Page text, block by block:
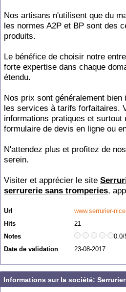
Nos artisans n'utilisent que du
les normes A2P et BP sont des
produits.
Le bénéfice de choisir notre
forte expertise dans chaque
étendu.
Nos prix sont généralement
les services à tarifs forfaitaires.
informations pratiques et
formulaire de devis en ligne ou
N'attendez plus et profitez de
serein.
Visiter et apprécier le site
serrurerie sans tromperies,
Url
www.serrurier-
Hits
21
Notes
0.0/
Date de validation
23-08-2017
Informations sur la société: